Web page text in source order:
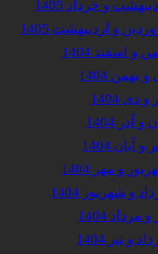
و خرداد 1405
و اردیبهشت 1405
و اسفند 1404
بهمن 1404
و دی 1404
و آذر 1404
و آبان 1404
و مهر 1404
و شهریور 1404
و مرداد 1404
و تیر 1404